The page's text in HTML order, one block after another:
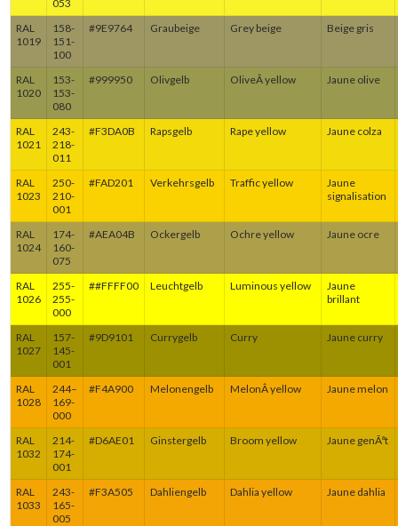
053
RAL
1019
158-
151-
100
#9E9764 Graubeige Grey beige Beige gris
RAL
1020
153-
153-
080
#999950 Olivgelb OliveÂ yellow Jaune olive
RAL
1021
243-
218-
011
#F3DA0B Rapsgelb Rape yellow Jaune colza
RAL
1023
250-
210-
001
#FAD201 Verkehrsgelb Traffic yellow
Jaune
signalisation
RAL
1024
174-
160-
075
#AEA04B Ockergelb Ochre yellow Jaune ocre
RAL
1026
255-
255-
000
##FFFF00 Leuchtgelb Luminous yellow
Jaune
brillant
RAL
1027
157-
145-
001
#9D9101 Currygelb Curry Jaune curry
RAL
1028
244–
169-
000
#F4A900 Melonengelb MelonÂ yellow Jaune melon
RAL
1032
214-
174-
001
#D6AE01 Ginstergelb Broom yellow Jaune genÃªt
RAL
1033
243-
165-
005
#F3A505 Dahliengelb Dahlia yellow Jaune dahlia